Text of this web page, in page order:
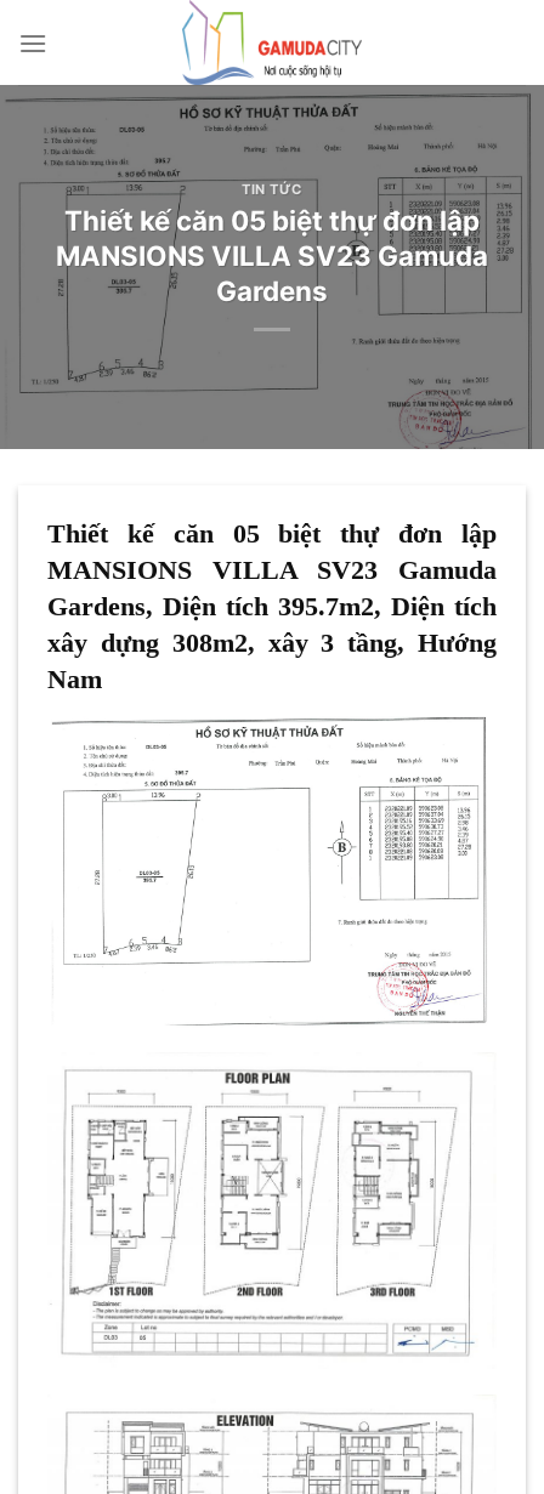
qua
dung
TIN TỨC
Thiết kế căn 05 biệt thự đơn lập
MANSIONS VILLA SV23 Gamuda
Gardens
Thiết kế căn 05 biệt thự đơn lập
MANSIONS VILLA SV23 Gamuda
Gardens, Diện tích 395.7m2, Diện tích
xây dựng 308m2, xây 3 tầng, Hướng
Nam